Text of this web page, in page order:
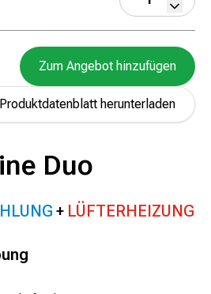
Duo
LÜFTERHEIZUNG
Zum Angebot hinzufügen
Produktdatenblatt herunterladen